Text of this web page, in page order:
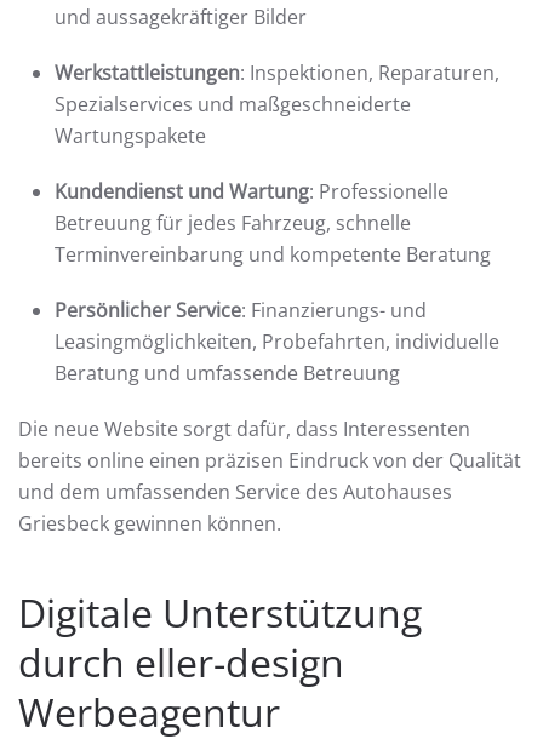
und aussagekräftiger Bilder
Werkstattleistungen: Inspektionen, Reparaturen,
Spezialservices und maßgeschneiderte
Wartungspakete
Kundendienst und Wartung: Professionelle
Betreuung für jedes Fahrzeug, schnelle
Terminvereinbarung und kompetente Beratung
Persönlicher Service: Finanzierungs- und
Leasingmöglichkeiten, Probefahrten, individuelle
Beratung und umfassende Betreuung
Die neue Website sorgt dafür, dass Interessenten
bereits online einen präzisen Eindruck von der Qualität
und dem umfassenden Service des Autohauses
Griesbeck gewinnen können.
Digitale Unterstützung
durch eller-design
Werbeagentur